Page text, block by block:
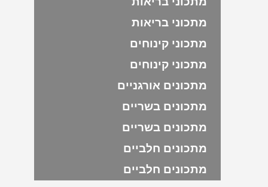
מתכוני בריאות
מתכוני קינוחים
מתכוני קינוחים
מתכונים אורגניים
מתכונים בשריים
מתכונים בשריים
מתכונים חלביים
מתכונים חלביים